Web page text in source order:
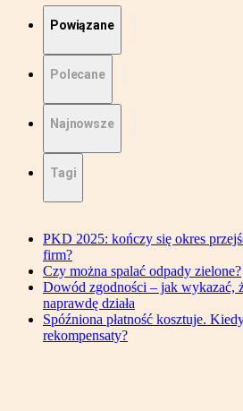
Powiązane
Polecane
Najnowsze
Tagi
PKD 2025: kończy się okres
firm?
Czy można spalać odpady zielone?
Dowód zgodności – jak wykazać,
naprawdę działa
Spóźniona płatność kosztuje.
rekompensaty?